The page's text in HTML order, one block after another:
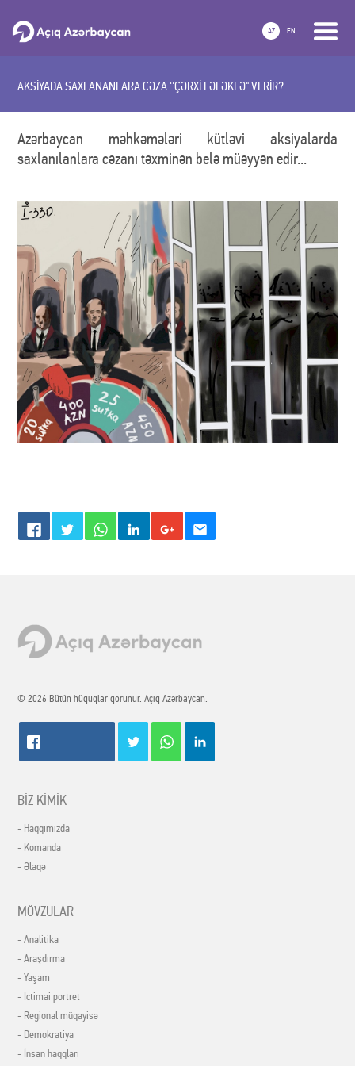
AZ EN
AKSİYADA SAXLANANLARA CƏZA ''ÇƏRXİ FƏLƏKLƏ" VERİR?
Azərbaycan məhkəmələri kütləvi aksiyalarda
saxlanılanlara cəzanı təxminən belə müəyyən edir...
© 2026 Bütün hüquqlar qorunur. Açıq Azərbaycan.
BİZ KİMİK
- Haqqımızda
- Komanda
- Əlaqə
MÖVZULAR
- Analitika
- Araşdırma
- Yaşam
- İctimai portret
- Regional müqayisə
- Demokratiya
- İnsan haqqları